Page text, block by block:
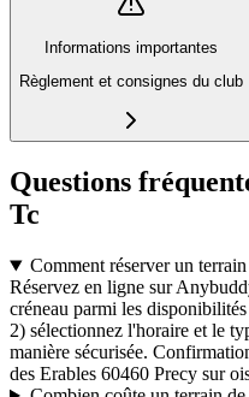
Informations importantes
Règlement et consignes du club
Questions
Tc
Comment réserver un
Réservez en ligne sur
créneau parmi les
2) sélectionnez l'horaire et le
manière sécurisée.
des Erables 60460 Precy sur